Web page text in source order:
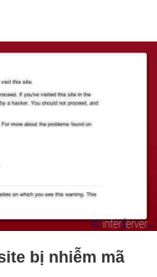
bị nhiễm mã